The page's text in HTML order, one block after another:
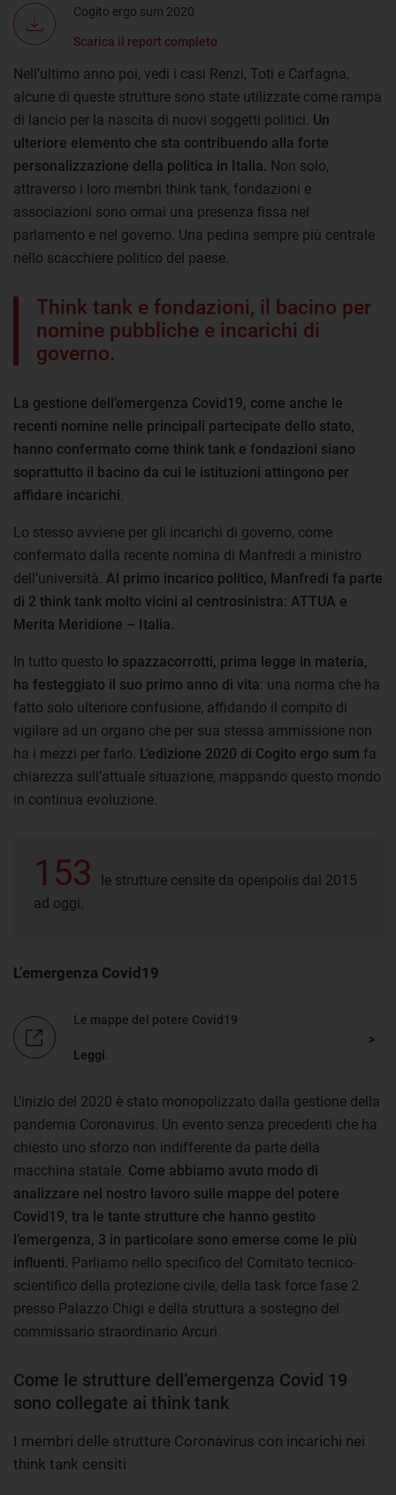
Cogito ergo sum 2020
Scarica il report completo
Nell’ultimo anno poi, vedi i casi Renzi, Toti e Carfagna,
alcune di queste strutture sono state utilizzate come rampa
di lancio per la nascita di nuovi soggetti politici. Un
ulteriore elemento che sta contribuendo alla forte
personalizzazione della politica in Italia. Non solo,
attraverso i loro membri think tank, fondazioni e
associazioni sono ormai una presenza fissa nel
parlamento e nel governo . Una pedina sempre più centrale
nello scacchiere politico del paese.
Think tank e fondazioni, il bacino per
nomine pubbliche e incarichi di
governo.
La gestione dell’emergenza Covid19, come anche le
recenti nomine nelle principali partecipate dello stato,
hanno confermato come think tank e fondazioni siano
soprattutto il bacino da cui le istituzioni attingono per
affidare incarichi
Lo stesso avviene per gli incarichi di governo, come
confermato dalla recente nomina di Manfredi a ministro
dell’università. Al primo incarico politico, Manfredi fa parte
di 2 think tank molto vicini al centrosinistra: ATTUA e
Merita Meridione – Italia.
In tutto questo lo spazzacorrotti, prima legge in materia,
ha festeggiato il suo primo anno di vita: una norma che ha
fatto solo ulteriore confusione, affidando il compito di
vigilare ad un organo che per sua stessa ammissione non
ha i mezzi per farlo. L’edizione 2020 di Cogito ergo sum fa
chiarezza sull’attuale situazione, mappando questo mondo
in continua evoluzione.
153
le strutture censite da openpolis dal 2015
ad oggi.
L’emergenza Covid19
Le mappe del potere Covid19
Leggi
L’inizio del 2020 è stato monopolizzato dalla gestione della
pandemia Coronavirus. Un evento senza precedenti che ha
chiesto uno sforzo non indifferente da parte della
macchina statale. Come abbiamo avuto modo di
analizzare nel nostro lavoro sulle mappe del potere
Covid19, tra le tante strutture che hanno gestito
l’emergenza, 3 in particolare sono emerse come le più
influenti. Parliamo nello specifico del Comitato tecnico-
scientifico della protezione civile, della task force fase 2
presso Palazzo Chigi e della struttura a sostegno del
commissario straordinario Arcuri.
Come le strutture dell’emergenza Covid 19
sono collegate ai think tank
I membri delle strutture Coronavirus con incarichi nei
think tank censiti